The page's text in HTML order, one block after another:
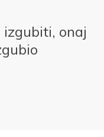
izgubiti, onaj